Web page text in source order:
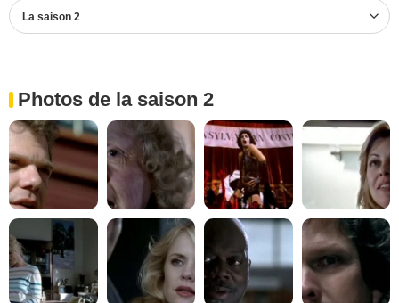
La saison 2
Photos de la saison 2